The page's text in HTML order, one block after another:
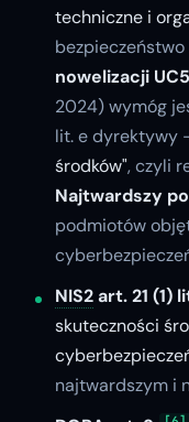
techniczne i
nowelizacji
2024) wymóg
lit. e dyrektywy
środków", czyli
Najtwardszy
podmiotów
NIS2art. 21 (1)
skuteczności
najtwardszym i